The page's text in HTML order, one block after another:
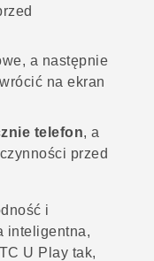
a następnie
na ekran
telefon, a
przed
i
inteligentna,
U Play tak,